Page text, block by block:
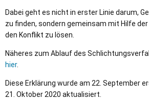
Dabei geht es nicht in erster Linie darum,
zu finden, sondern gemeinsam mit Hilfe
den Konflikt zu lösen.
Näheres zum Ablauf des
hier.
Diese Erklärung wurde am 22. September
21. Oktober 2020 aktualisiert.